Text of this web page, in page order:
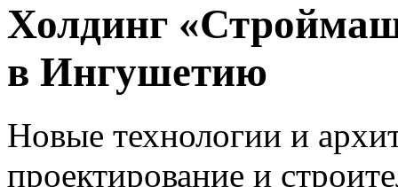
Холдинг
в Ингушетию
Новые технологии и
проектирование и